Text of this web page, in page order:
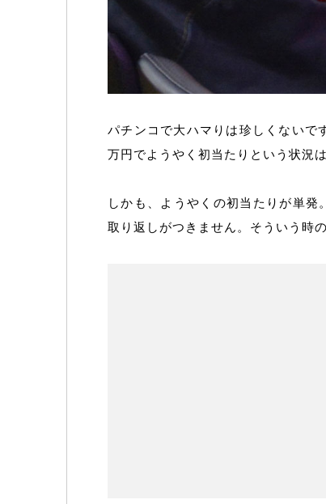
パチンコで大ハマりは珍しくないで
万円でようやく初当たりという状況は
しかも、ようやくの初当たりが単
取り返しがつきません。そういう時